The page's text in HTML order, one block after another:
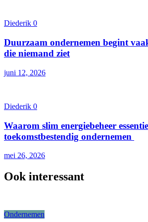
Diederik 0
Duurzaam ondernemen begint
die niemand ziet
juni 12, 2026
Diederik 0
Waarom slim energiebeheer
toekomstbestendig ondernemen
mei 26, 2026
Ook interessant
Ondernemen